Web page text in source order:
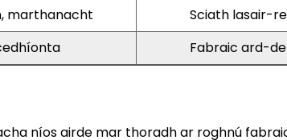
marthanacht
Sciath lasair-
Fabraic ard-
níos airde mar thoradh ar roghnú